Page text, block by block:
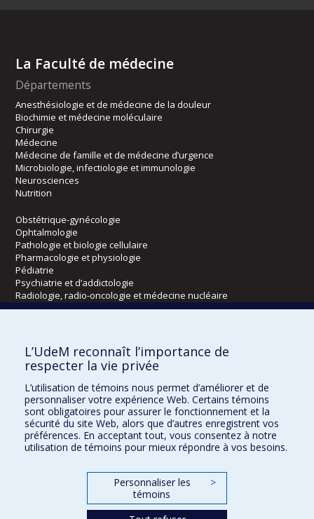
La Faculté de médecine
Départements
Anesthésiologie et de médecine de la douleur
Biochimie et médecine moléculaire
Chirurgie
Médecine
Médecine de famille et de médecine d’urgence
Microbiologie, infectiologie et immunologie
Neurosciences
Nutrition
Obstétrique-gynécologie
Ophtalmologie
Pathologie et biologie cellulaire
Pharmacologie et physiologie
Pédiatrie
Psychiatrie et d’addictologie
Radiologie, radio-oncologie et médecine nucléaire
Kinésiologie et des sciences de l’activité physique
Orthophonie et audiologie
Réadaptation
Directions
DPC
CPASS
L’UdeM reconnaît l’importance de
respecter la vie privée
L’utilisation de témoins nous permet d’améliorer et de
personnaliser votre expérience Web. Certains témoins
sont obligatoires pour assurer le fonctionnement et la
sécurité du site Web, alors que d’autres enregistrent vos
préférences. En acceptant tout, vous consentez à notre
utilisation de témoins pour mieux répondre à vos besoins.
Personnaliser les
témoins
>